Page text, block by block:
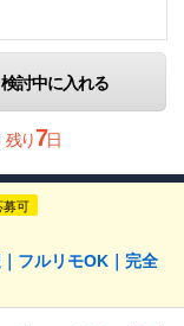
検討中に入れる
残り7日
募可
フルリモOK｜完全